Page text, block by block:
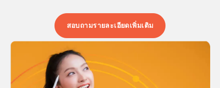
สอบถามรายละเอียดเพิ่มเติม